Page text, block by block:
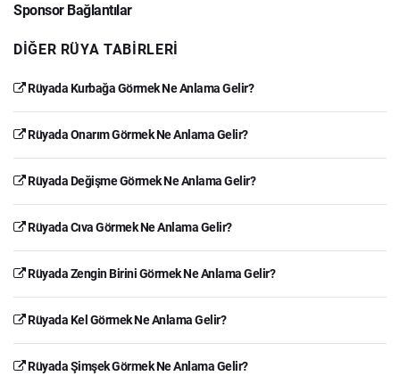
Sponsor Bağlantılar
DIĞER RÜYA TABIRLERI
Rüyada Kurbağa Görmek Ne Anlama Gelir?
Rüyada Onarım Görmek Ne Anlama Gelir?
Rüyada Değişme Görmek Ne Anlama Gelir?
Rüyada Cıva Görmek Ne Anlama Gelir?
Rüyada Zengin Birini Görmek Ne Anlama Gelir?
Rüyada Kel Görmek Ne Anlama Gelir?
Rüyada Şimşek Görmek Ne Anlama Gelir?